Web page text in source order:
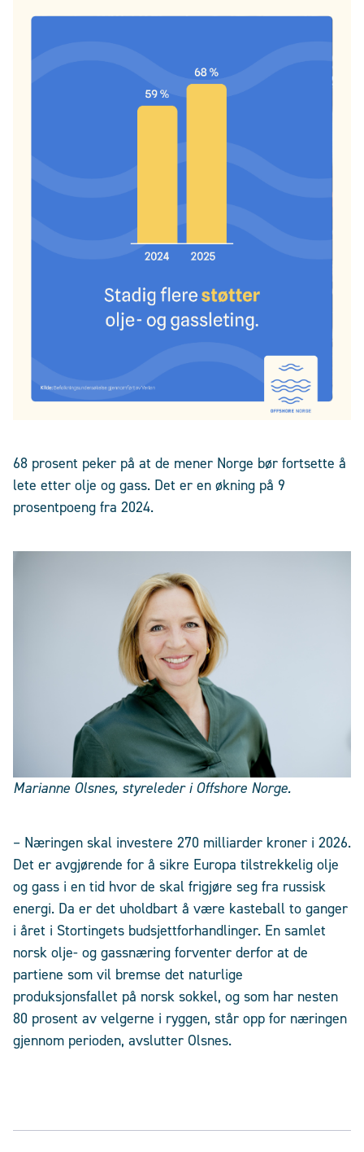
68 prosent peker på at de mener Norge bør fortsette å
lete etter olje og gass. Det er en økning på 9
prosentpoeng fra 2024.
Marianne Olsnes, styreleder i Offshore Norge.
– Næringen skal investere 270 milliarder kroner i 2026.
Det er avgjørende for å sikre Europa tilstrekkelig olje
og gass i en tid hvor de skal frigjøre seg fra russisk
energi. Da er det uholdbart å være kasteball to ganger
i året i Stortingets budsjettforhandlinger. En samlet
norsk olje- og gassnæring forventer derfor at de
partiene som vil bremse det naturlige
produksjonsfallet på norsk sokkel, og som har nesten
80 prosent av velgerne i ryggen, står opp for næringen
gjennom perioden, avslutter Olsnes.